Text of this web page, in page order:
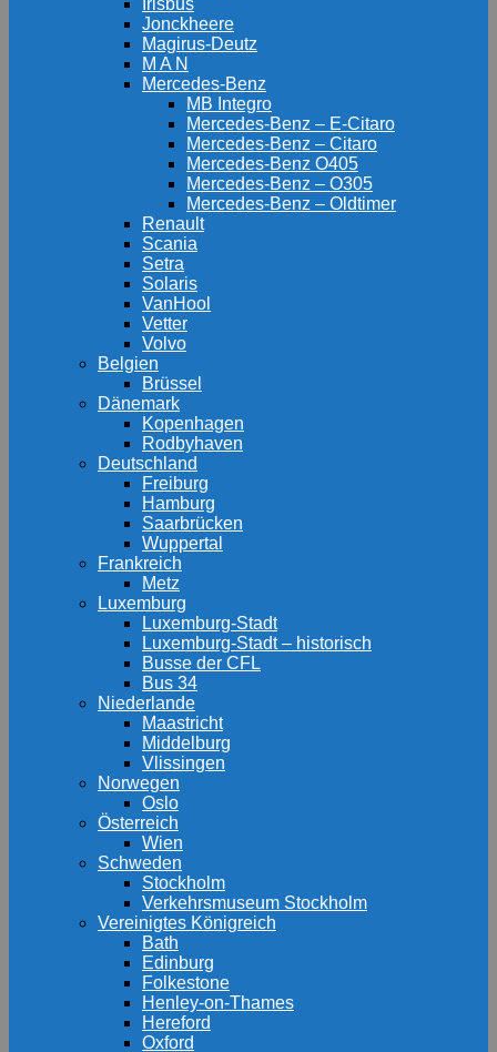
Irisbus
Jonckheere
Magirus-Deutz
M A N
Mercedes-Benz
MB Integro
Mercedes-Benz – E-Citaro
Mercedes-Benz – Citaro
Mercedes-Benz O405
Mercedes-Benz – O305
Mercedes-Benz – Oldtimer
Renault
Scania
Setra
Solaris
VanHool
Vetter
Volvo
Belgien
Brüssel
Dänemark
Kopenhagen
Rodbyhaven
Deutschland
Freiburg
Hamburg
Saarbrücken
Wuppertal
Frankreich
Metz
Luxemburg
Luxemburg-Stadt
Luxemburg-Stadt – historisch
Busse der CFL
Bus 34
Niederlande
Maastricht
Middelburg
Vlissingen
Norwegen
Oslo
Österreich
Wien
Schweden
Stockholm
Verkehrsmuseum Stockholm
Vereinigtes Königreich
Bath
Edinburg
Folkestone
Henley-on-Thames
Hereford
Oxford